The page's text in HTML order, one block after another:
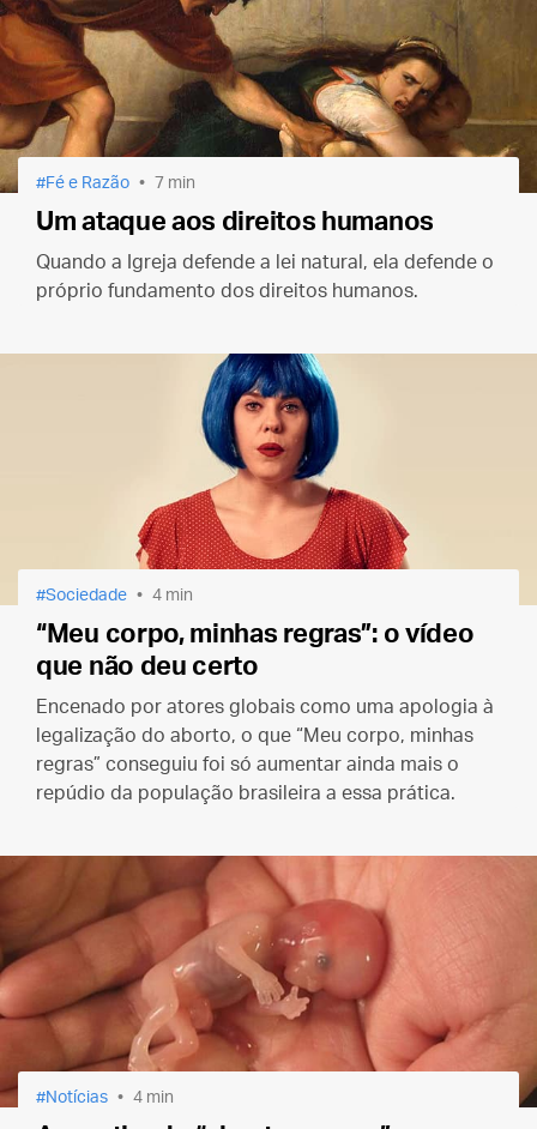
Fé e Razão 7 min
Um ataque aos direitos humanos
Quando a Igreja defende a lei natural, ela defende o
próprio fundamento dos direitos humanos.
Sociedade 4 min
“Meu corpo, minhas regras”: o vídeo
que não deu certo
Encenado por atores globais como uma apologia à
legalização do aborto, o que “Meu corpo, minhas
regras” conseguiu foi só aumentar ainda mais o
repúdio da população brasileira a essa prática.
Notícias 4 min